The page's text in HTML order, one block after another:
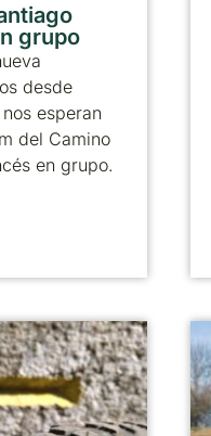
grupo
desde
esperan
del Camino
en grupo.